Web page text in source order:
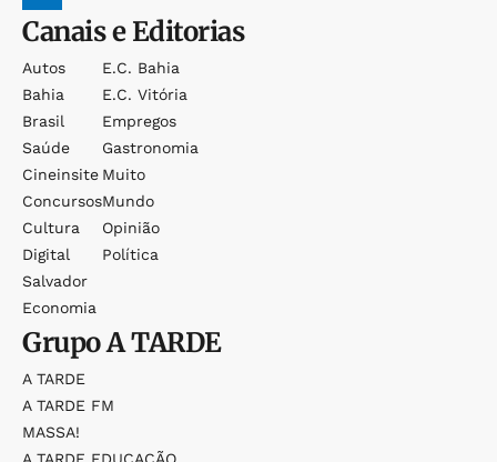
Canais e Editorias
Autos
Bahia
Brasil
Saúde
Cineinsite
Concursos
Cultura
Digital
Salvador
Economia
E.c. Bahia
E.c. Vitória
Empregos
Gastronomia
Muito
Mundo
Opinião
Política
GrupoA TARDE
A TARDE
A TARDE FM
MASSA!